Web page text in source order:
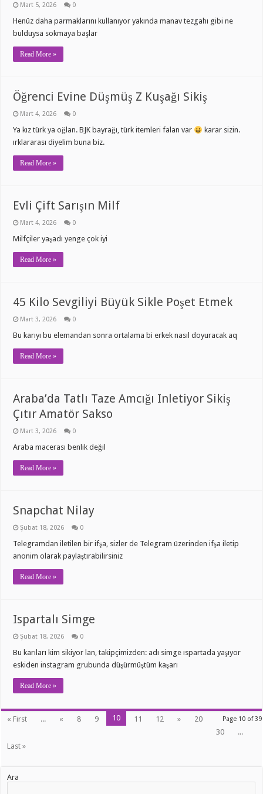
Mart 5, 2026 0
Henüz daha parmaklarını kullanıyor yakında manav tezgahı gibi ne
bulduysa sokmaya başlar
Read More »
Öğrenci Evine Düşmüş Z Kuşağı Sikiş
Mart 4, 2026 0
Ya kız türk ya oğlan. BJK bayrağı, türk itemleri falan var
karar sizin.
ırklararası diyelim buna biz.
Read More »
Evli Çift Sarışın Milf
Mart 4, 2026 0
Milfçiler yaşadı yenge çok iyi
Read More »
45 Kilo Sevgiliyi Büyük Sikle Poşet Etmek
Mart 3, 2026 0
Bu karıyı bu elemandan sonra ortalama bi erkek nasıl doyuracak aq
Read More »
Araba’da Tatlı Taze Amcığı Inletiyor Sikiş
Çıtır Amatör Sakso
Mart 3, 2026 0
Araba macerası benlik değil
Read More »
Snapchat Nilay
Şubat 18, 2026 0
Telegramdan iletilen bir ifşa, sizler de Telegram üzerinden ifşa iletip
anonim olarak paylaştırabilirsiniz
Read More »
Ispartalı Simge
Şubat 18, 2026 0
Bu karıları kim sikiyor lan, takipçimizden: adı simge ıspartada yaşıyor
eskiden instagram grubunda düşürmüştüm kaşarı
Read More »
Page 10 of 39
« First ... « 8 9 10 11 12 »
20
30
...
Last »
Ara